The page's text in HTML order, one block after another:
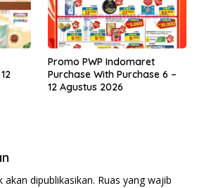
Promo PWP Indomaret
Purchase With Purchase 6 –
12 Agustus 2026
dipublikasikan. Ruas yang wajib